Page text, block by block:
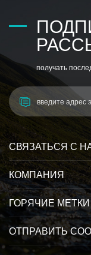
получать
СВЯЗАТЬСЯ С
КОМПАНИЯ
ГОРЯЧИЕ МЕТКИ
ОТПРАВИТЬ